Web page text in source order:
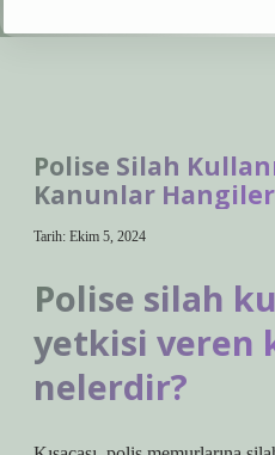
Polise Silah
Kanunlar
Tarih: Ekim 5, 2024
Polise silah
yetkisi veren
nelerdir?